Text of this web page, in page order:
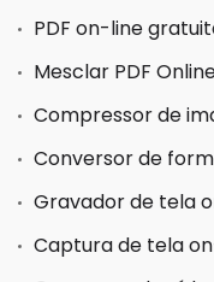
PDF on-line
Mesclar PDF
Compressor de
Conversor de
Gravador de tela
Captura de tela